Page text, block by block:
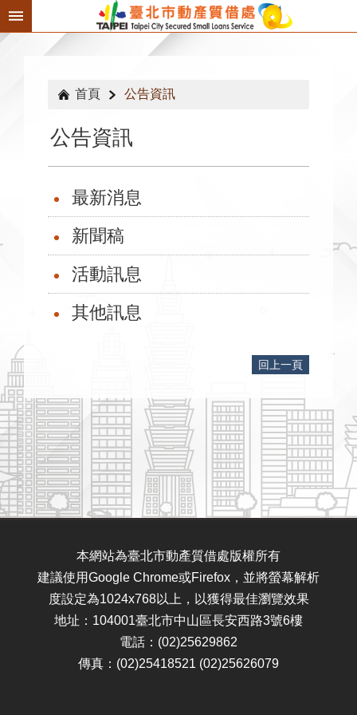
跳到主要內容區塊
首頁 公告資訊
公告資訊
最新消息
新聞稿
活動訊息
其他訊息
回上一頁
本網站為臺北市動產質借處版權所有
建議使用Google Chrome或Firefox，並將螢幕解析
度設定為1024x768以上，以獲得最佳瀏覽效果
地址：104001臺北市中山區長安西路3號6樓
電話：(02)25629862
傳真：(02)25418521 (02)25626079